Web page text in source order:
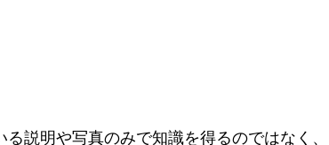
説明や写真のみで知識を得るのではなく、